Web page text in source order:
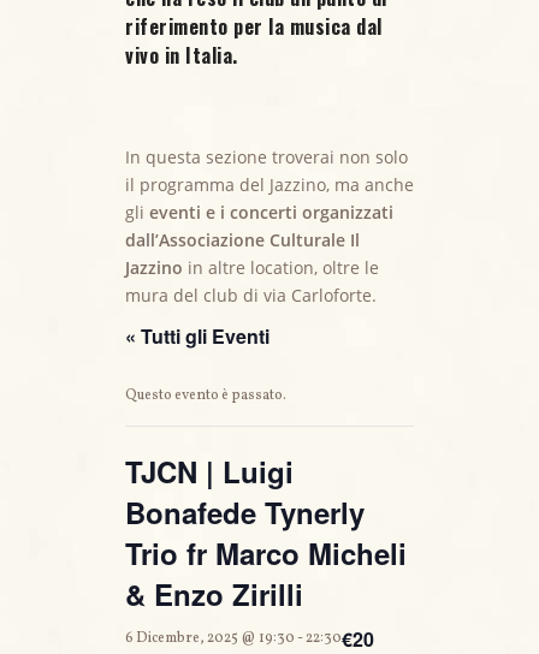
riferimento per la musica dal
vivo in Italia.
In questa sezione troverai non solo
il programma del Jazzino, ma anche
gli eventi e i concerti organizzati
dall’Associazione Culturale Il
Jazzino in altre location, oltre le
mura del club di via Carloforte.
« Tutti gli Eventi
Questo evento è passato.
TJCN | Luigi
Bonafede Tynerly
Trio fr Marco Micheli
& Enzo Zirilli
6 Dicembre, 2025 @ 19:30-22:30€20